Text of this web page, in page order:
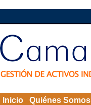
Inicio Quiénes Somos